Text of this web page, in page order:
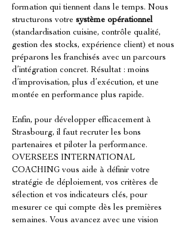
formation qui tiennent dans le temps. Nous
structurons votre système opérationnel
(standardisation cuisine, contrôle qualité,
gestion des stocks, expérience client) et nous
préparons les franchisés avec un parcours
d’intégration concret. Résultat : moins
d’improvisation, plus d’exécution, et une
montée en performance plus rapide.
Enfin, pour développer efficacement à
Strasbourg, il faut recruter les bons
partenaires et piloter la performance.
OVERSEES INTERNATIONAL
COACHING vous aide à définir votre
stratégie de déploiement, vos critères de
sélection et vos indicateurs clés, pour
mesurer ce qui compte dès les premières
semaines. Vous avancez avec une vision